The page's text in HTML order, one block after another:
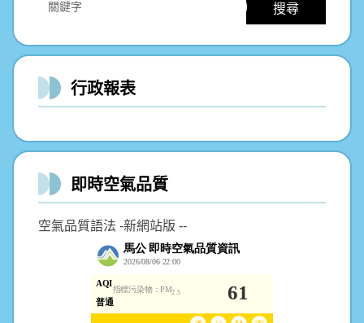
搜尋
行政報表
即時空氣品質
空氣品質語法 -新網站版 --